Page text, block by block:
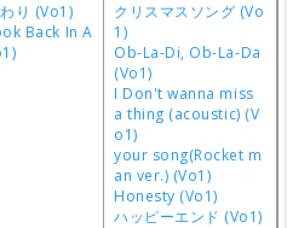
り (Vo1)
Back In A
クリスマスソング (Vo
1)
Ob-La-Di, Ob-La-Da
(Vo1)
I Don't wanna miss
a thing (acoustic) (V
o1)
your song(Rocket m
an ver.) (Vo1)
Honesty (Vo1)
ハッピーエンド (Vo1)